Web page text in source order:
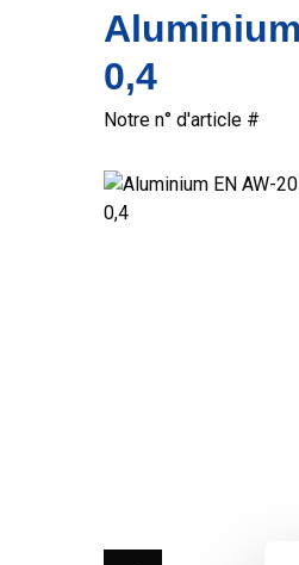
0,4
Notre n° d'article #